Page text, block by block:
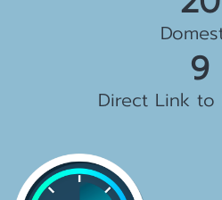
10
Direct Link to